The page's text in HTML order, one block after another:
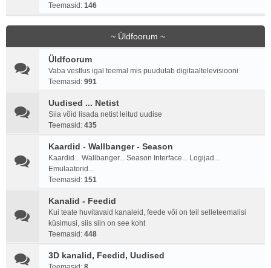
Teemasid: 146
~ Üldfoorum ~
Üldfoorum
Vaba vestlus igal teemal mis puudutab digitaaltelevisiooni
Teemasid: 991
Uudised ... Netist
Siia võid lisada netist leitud uudise
Teemasid: 435
Kaardid - Wallbanger - Season
Kaardid... Wallbanger... Season Interface... Logijad...
Emulaatorid...
Teemasid: 151
Kanalid - Feedid
Kui teate huvitavaid kanaleid, feede või on teil selleteemalisi
küsimusi, siis siin on see koht
Teemasid: 448
3D kanalid, Feedid, Uudised